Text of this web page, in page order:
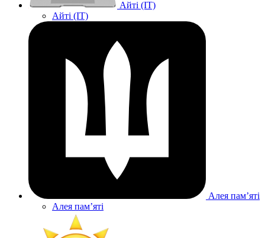
Айті (IT)
Айті (IT)
Алея памʼяті
Алея памʼяті